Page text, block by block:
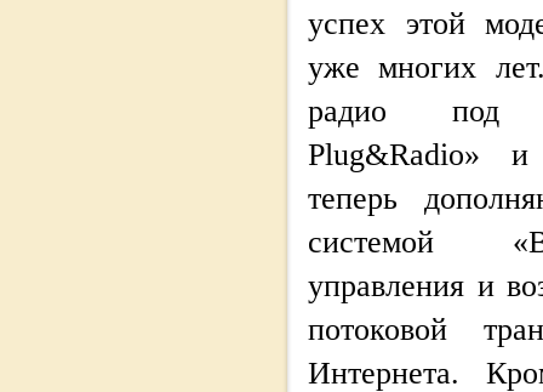
успех этой
уже многих
радио под
Plug&Radio» и
теперь
системой
управления и
потоковой
Интернета.